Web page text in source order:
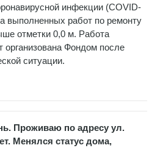
инфекции (COVID-
выполненных работ по ремонту
отметки 0,0 м. Работа
организована Фондом после
ситуации.
Проживаю по адресу ул.
Менялся статус дома,